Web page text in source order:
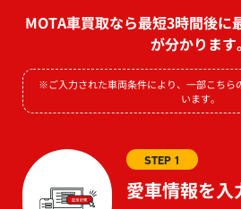
MOTA車買取なら最短3時間後に
が分かります。
※ご入力された車両条件により、一部こちら
います。
STEP 1
愛車情報を入